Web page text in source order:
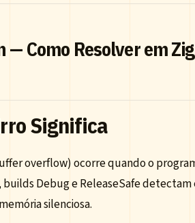
Como Resolver em Zig
Significa
overflow) ocorre quando o
Debug e ReleaseSafe detectam
silenciosa.